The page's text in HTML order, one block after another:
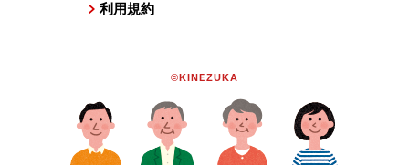
利用規約
©KINEZUKA